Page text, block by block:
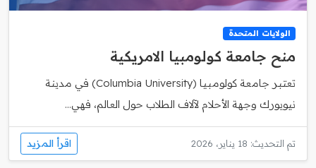
الولايات المتحدة
منح جامعة كولومبيا الامريكية
تعتبر جامعة كولومبيا (Columbia University) في مدينة
نيويورك وجهة الأحلام لآلاف الطلاب حول العالم، فهي...
تم التحديث: 18 يناير، 2026 اقرأ المزيد